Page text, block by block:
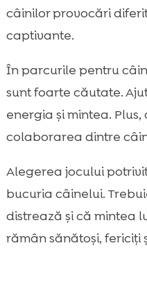
câinilor provocări
captivante.
În parcurile pentru
sunt foarte căutate.
energia și mintea.
colaborarea dintre
Alegerea jocului
bucuria câinelui.
distrează și că mintea
rămân sănătoși, fericiți